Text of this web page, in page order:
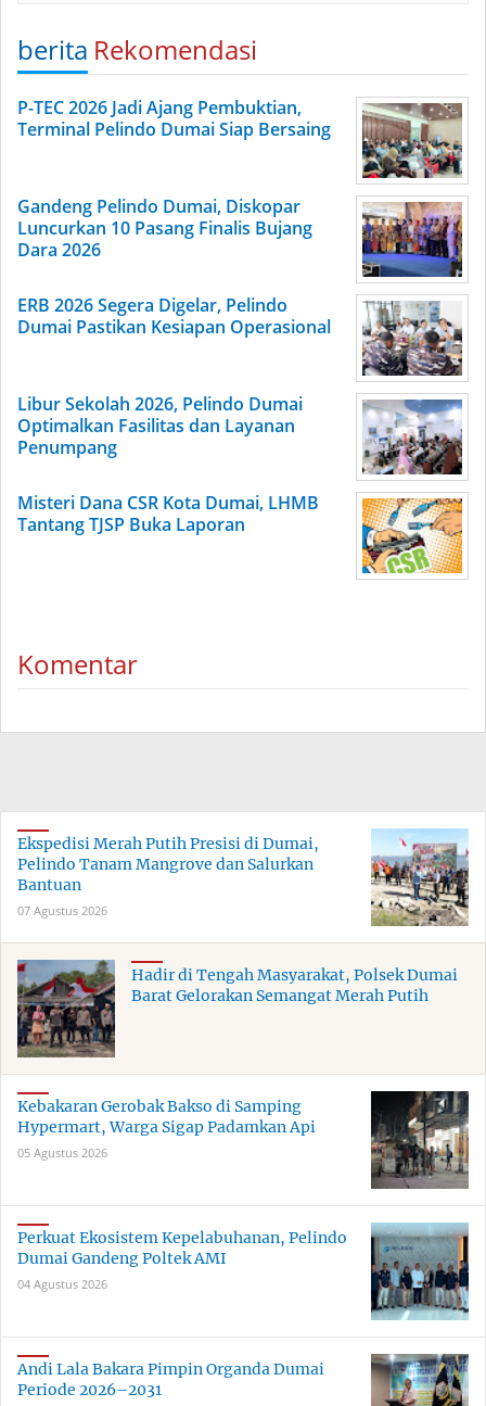
berita Rekomendasi
P-TEC 2026 Jadi Ajang Pembuktian,
Terminal Pelindo Dumai Siap Bersaing
Gandeng Pelindo Dumai, Diskopar
Luncurkan 10 Pasang Finalis Bujang
Dara 2026
ERB 2026 Segera Digelar, Pelindo
Dumai Pastikan Kesiapan Operasional
Libur Sekolah 2026, Pelindo Dumai
Optimalkan Fasilitas dan Layanan
Penumpang
Misteri Dana CSR Kota Dumai, LHMB
Tantang TJSP Buka Laporan
Komentar
Ekspedisi Merah Putih Presisi di Dumai,
Pelindo Tanam Mangrove dan Salurkan
Bantuan
07 Agustus 2026
Hadir di Tengah Masyarakat, Polsek Dumai
Barat Gelorakan Semangat Merah Putih
Kebakaran Gerobak Bakso di Samping
Hypermart, Warga Sigap Padamkan Api
05 Agustus 2026
Perkuat Ekosistem Kepelabuhanan, Pelindo
Dumai Gandeng Poltek AMI
04 Agustus 2026
Andi Lala Bakara Pimpin Organda Dumai
Periode 2026–2031